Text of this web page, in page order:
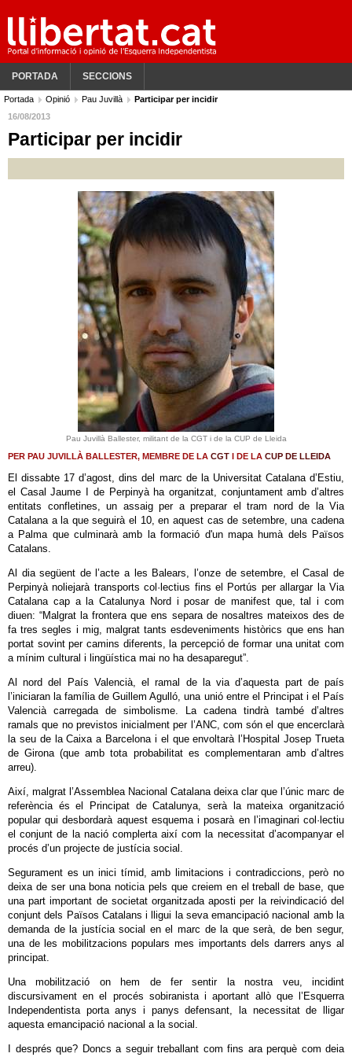
PORTADA SECCIONS
Portada Opinió Pau Juvillà
Participar per incidir
16/08/2013
Participar per incidir
Pau Juvillà Ballester, militant de la CGT i de la CUP de Lleida
PER PAU JUVILLÀ BALLESTER, MEMBRE DE LA CGT I DE LA CUP DE LLEIDA
El dissabte 17 d’agost, dins del marc de la Universitat Catalana d’Estiu,
el Casal Jaume I de Perpinyà ha organitzat, conjuntament amb d’altres
entitats confletines, un assaig per a preparar el tram nord de la Via
Catalana a la que seguirà el 10, en aquest cas de setembre, una cadena
a Palma que culminarà amb la formació d'un mapa humà dels Països
Catalans.
Al dia següent de l’acte a les Balears, l’onze de setembre, el Casal de
Perpinyà noliejarà transports col·lectius fins el Portús per allargar la Via
Catalana cap a la Catalunya Nord i posar de manifest que, tal i com
diuen: “Malgrat la frontera que ens separa de nosaltres mateixos des de
fa tres segles i mig, malgrat tants esdeveniments històrics que ens han
portat sovint per camins diferents, la percepció de formar una unitat com
a mínim cultural i lingüística mai no ha desaparegut”.
Al nord del País Valencià, el ramal de la via d’aquesta part de país
l’iniciaran la família de Guillem Agulló, una unió entre el Principat i el País
Valencià carregada de simbolisme. La cadena tindrà també d’altres
ramals que no previstos inicialment per l’ANC, com són el que encerclarà
la seu de la Caixa a Barcelona i el que envoltarà l’Hospital Josep Trueta
de Girona (que amb tota probabilitat es complementaran amb d’altres
arreu).
Així, malgrat l’Assemblea Nacional Catalana deixa clar que l’únic marc de
referència és el Principat de Catalunya, serà la mateixa organització
popular qui desbordarà aquest esquema i posarà en l’imaginari col·lectiu
el conjunt de la nació complerta així com la necessitat d’acompanyar el
procés d’un projecte de justícia social.
Segurament es un inici tímid, amb limitacions i contradiccions, però no
deixa de ser una bona noticia pels que creiem en el treball de base, que
una part important de societat organitzada aposti per la reivindicació del
conjunt dels Països Catalans i lligui la seva emancipació nacional amb la
demanda de la justícia social en el marc de la que serà, de ben segur,
una de les mobilitzacions populars mes importants dels darrers anys al
principat.
Una mobilització on hem de fer sentir la nostra veu, incidint
discursivament en el procés sobiranista i aportant allò que l’Esquerra
Independentista porta anys i panys defensant, la necessitat de lligar
aquesta emancipació nacional a la social.
I després que? Doncs a seguir treballant com fins ara perquè com deia